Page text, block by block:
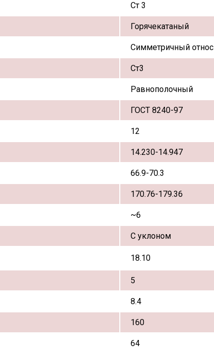
Ст 3
Горячекатаный
Симметричный
Ст3
Равнополочный
ГОСТ 8240-97
12
14.230-14.947
66.9-70.3
170.76-179.36
~6
С уклоном
18.10
5
8.4
160
64